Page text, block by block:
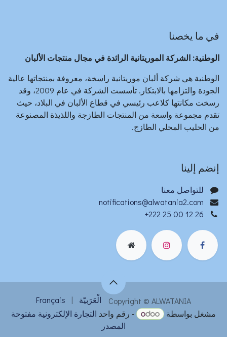
في ما يخصنا
الوطنية: الشركة الموريتانية الرائدة في مجال منتجات الألبان
الوطنية هي شركة ألبان موريتانية راسخة، معروفة بمنتجاتها عالية
الجودة والتزامها بالابتكار. تأسست الشركة في عام 2009، وقد
رسخت مكانتها كلاعب رئيسي في قطاع الألبان في البلاد، حيث
تقدم مجموعة واسعة من المنتجات الطازجة واللذيذة المصنوعة
من الحليب المحلي الطازج.​
إنضم إلينا
للتواصل معنا
notifications@alwatania2.com
+222 25 00 12 26
Copyright © ALWATANIA الْعَرَبيّة |
Français
مشغل بواسطة
- رقم واحد التجارة الإلكترونية مفتوحة
المصدر